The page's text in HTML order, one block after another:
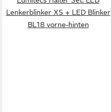
Lenkerblinker XS + LED Blinker
BL18 vorne-hinten